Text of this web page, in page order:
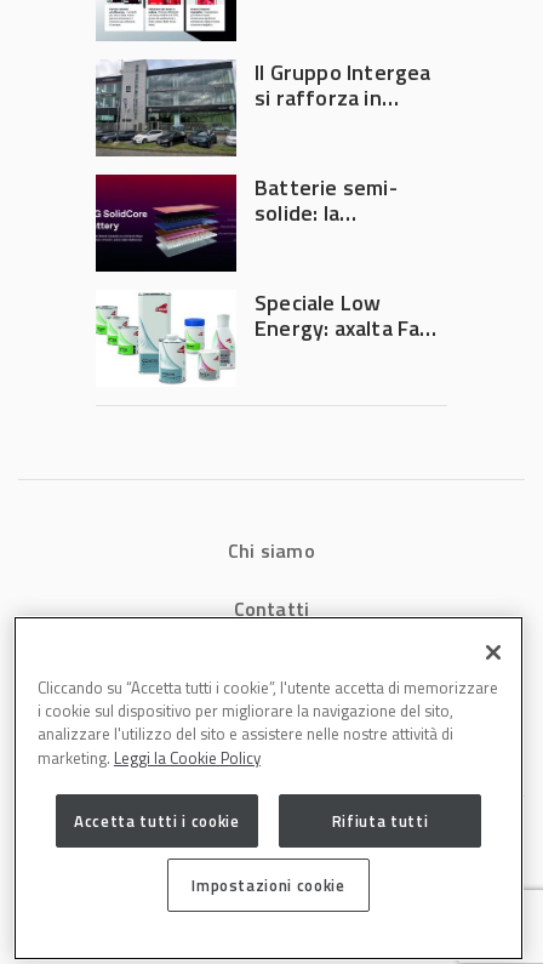
tempi e costi in
carrozzeria
Il Gruppo Intergea
si rafforza in
Batterie semi-
solide: la
accelerare la
rivoluzione
dell’auto elettrica
Speciale Low
Energy: axalta Fast
riduce consumi
produttività in
Chi siamo
Contatti
Cookies
Carrozzeria è una testata di DBInformation Spa P.IVA 09293820156 | Centro
Cliccando su “Accetta tutti i cookie”, l'utente accetta di memorizzare
i cookie sul dispositivo per migliorare la navigazione del sito,
analizzare l'utilizzo del sito e assistere nelle nostre attività di
marketing. Leggi la Cookie Policy
Accetta tutti i cookie Rifiuta tutti
Impostazioni cookie